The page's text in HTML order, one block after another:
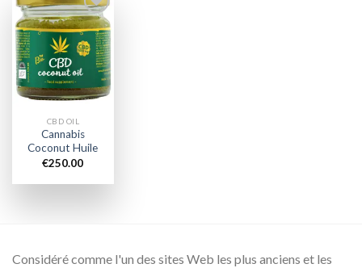
Add to
wishlist
CBD OIL
Cannabis
Coconut Huile
€250.00
Considéré comme l'un des sites Web les plus anciens et les